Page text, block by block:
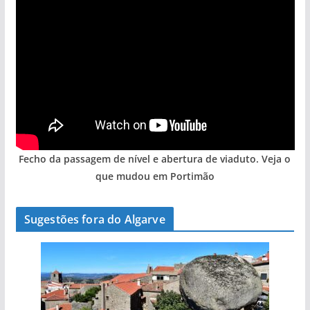
Fecho da passagem de nível e abertura de viaduto. Veja o
que mudou em Portimão
Sugestões fora do Algarve